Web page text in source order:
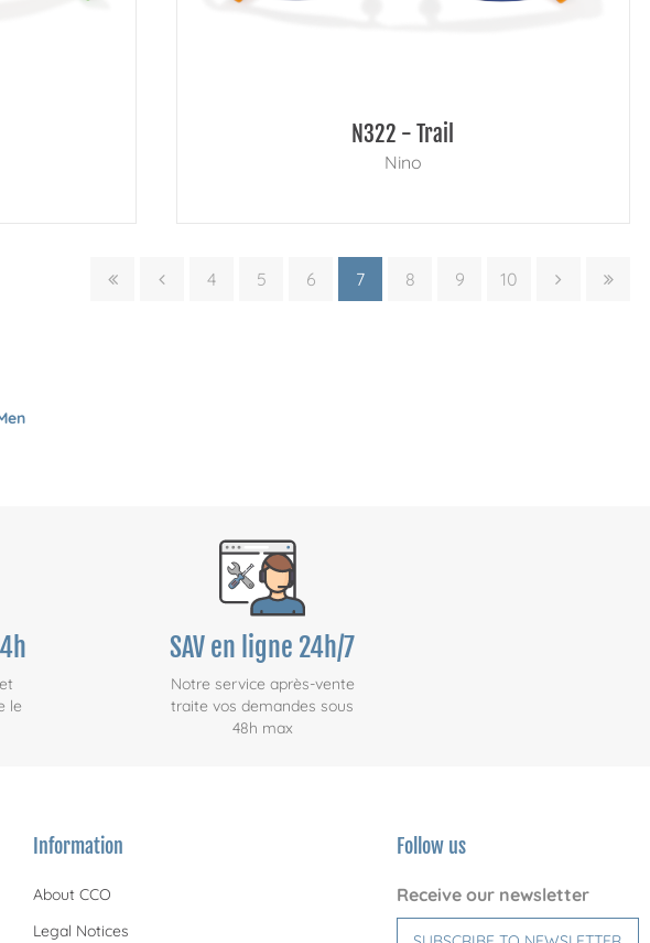
N322 - Trail
Nino
4 5 6 7 8 9 10
le
SAV en ligne 24h/7
Notre service après-vente
traite vos demandes sous
48h max
Information
About CCO
Legal Notices
Follow us
Receive our newsletter